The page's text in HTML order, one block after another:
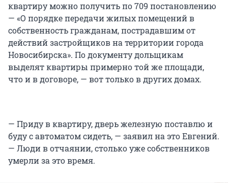
квартиру можно получить по 709 постановлению
— «О порядке передачи жилых помещений в
собственность гражданам, пострадавшим от
действий застройщиков на территории города
Новосибирска». По документу дольщикам
выделят квартиры примерно той же площади,
что и в договоре, — вот только в других домах.
— Приду в квартиру, дверь железную поставлю и
буду с автоматом сидеть, — заявил на это Евгений.
— Люди в отчаянии, столько уже собственников
умерли за это время.